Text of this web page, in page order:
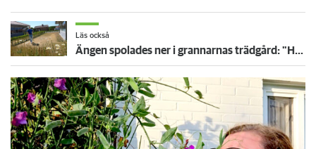
Läs också
Ängen spolades ner i grannarnas trädgård: "Har ingenting emot det"